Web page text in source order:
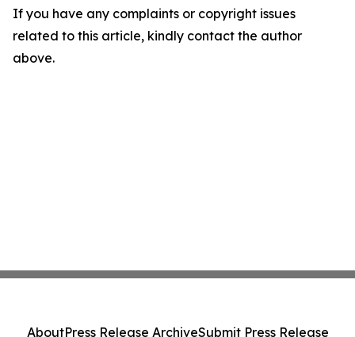
If you have any complaints or copyright issues
related to this article, kindly contact the author
above.
AboutPress Release ArchiveSubmit Press Release